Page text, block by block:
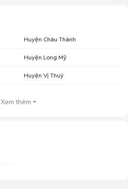
Huyện Châu Thành
Huyện Long Mỹ
Huyện Vị Thuỷ
Xem thêm